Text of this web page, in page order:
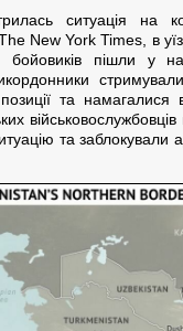
ситуація на
New York Times, в
бойовиків пішли у
та намагалися
та заблокували